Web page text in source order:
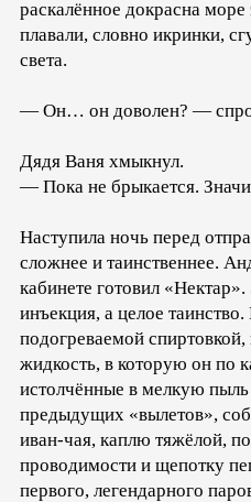
раскалённое докрасна
плавали, словно икринки,
света.
— Он… он доволен? —
Дядя Ваня хмыкнул.
— Пока не брыкается.
Наступила ночь перед
сложнее и таинственнее.
кабинете готовил
инъекция, а целое
подогреваемой спиртовкой,
жидкость, в которую он по
истолчённые в мелкую
предыдущих «вылетов»,
иван-чая, каплю тяжёлой,
проводимости и щепотку
первого, легендарного